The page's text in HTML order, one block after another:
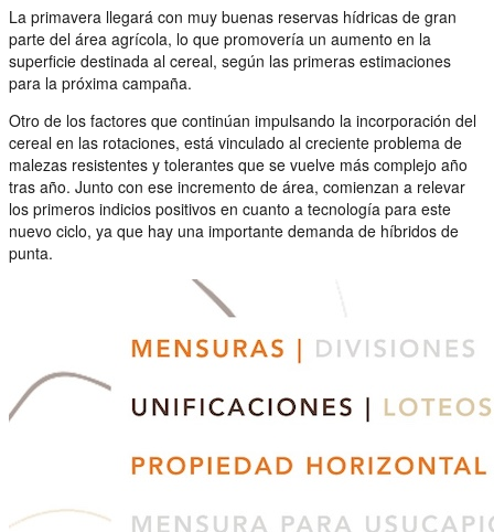
La primavera llegará con muy buenas reservas hídricas de gran
parte del área agrícola, lo que promovería un aumento en la
superficie destinada al cereal, según las primeras estimaciones
para la próxima campaña.
Otro de los factores que continúan impulsando la incorporación del
cereal en las rotaciones, está vinculado al creciente problema de
malezas resistentes y tolerantes que se vuelve más complejo año
tras año. Junto con ese incremento de área, comienzan a relevar
los primeros indicios positivos en cuanto a tecnología para este
nuevo ciclo, ya que hay una importante demanda de híbridos de
punta.